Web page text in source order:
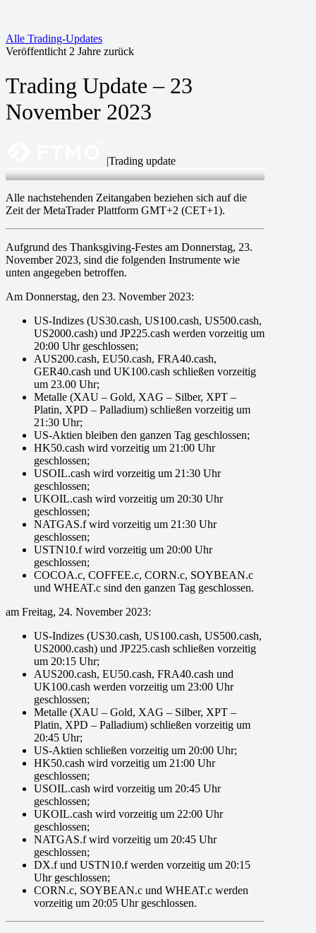
Alle Trading-Updates
Veröffentlicht 2 Jahre zurück
Trading Update – 23
November 2023
|Trading update
23 Nov 2023
Alle nachstehenden Zeitangaben beziehen sich auf die
Zeit der MetaTrader Plattform GMT+2 (CET+1).
Aufgrund des Thanksgiving-Festes am Donnerstag, 23.
November 2023, sind die folgenden Instrumente wie
unten angegeben betroffen.
Am Donnerstag, den 23. November 2023:
US-Indizes (US30.cash, US100.cash, US500.cash,
US2000.cash) und JP225.cash werden vorzeitig um
20:00 Uhrgeschlossen;
AUS200.cash, EU50.cash, FRA40.cash,
GER40.cash und UK100.cash schließen vorzeitig
um 23.00 Uhr;
Metalle (XAU – Gold, XAG – Silber, XPT –
Platin, XPD – Palladium) schließen vorzeitig um
21:30 Uhr;
US-Aktien bleiben den ganzen Tag geschlossen;
HK50.cash wird vorzeitig um 21:00 Uhr
geschlossen;
USOIL.cash wird vorzeitig um 21:30 Uhr
geschlossen;
UKOIL.cash wird vorzeitig um 20:30 Uhr
geschlossen;
NATGAS.fwird vorzeitig um 21:30 Uhr
geschlossen;
USTN10.fwird vorzeitig um 20:00 Uhr
geschlossen;
COCOA.c, COFFEE.c, CORN.c, SOYBEAN.c
und WHEAT.c sind den ganzen Tag geschlossen.
am Freitag, 24. November 2023:
US-Indizes (US30.cash, US100.cash, US500.cash,
US2000.cash) und JP225.cash schließen vorzeitig
um 20:15 Uhr;
AUS200.cash, EU50.cash, FRA40.cash und
UK100.cash werden vorzeitig um 23:00 Uhr
geschlossen;
Metalle (XAU – Gold, XAG – Silber, XPT –
Platin, XPD – Palladium) schließen vorzeitig um
20:45 Uhr;
US-Aktien schließen vorzeitig um 20:00 Uhr;
HK50.cash wird vorzeitig um 21:00 Uhr
geschlossen;
USOIL.cash wird vorzeitig um 20:45 Uhr
geschlossen;
UKOIL.cash wird vorzeitig um 22:00 Uhr
geschlossen;
NATGAS.fwird vorzeitig um 20:45 Uhr
geschlossen;
DX.fund USTN10.fwerden vorzeitig um 20:15
Uhrgeschlossen;
CORN.c, SOYBEAN.c und WHEAT.c werden
vorzeitig um 20:05 Uhrgeschlossen.